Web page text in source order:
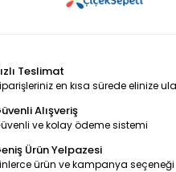
Teslimat
en kısa sürede elinize
Alışveriş
ve kolay ödeme sistemi
Ürün Yelpazesi
ürün ve kampanya seçeneği